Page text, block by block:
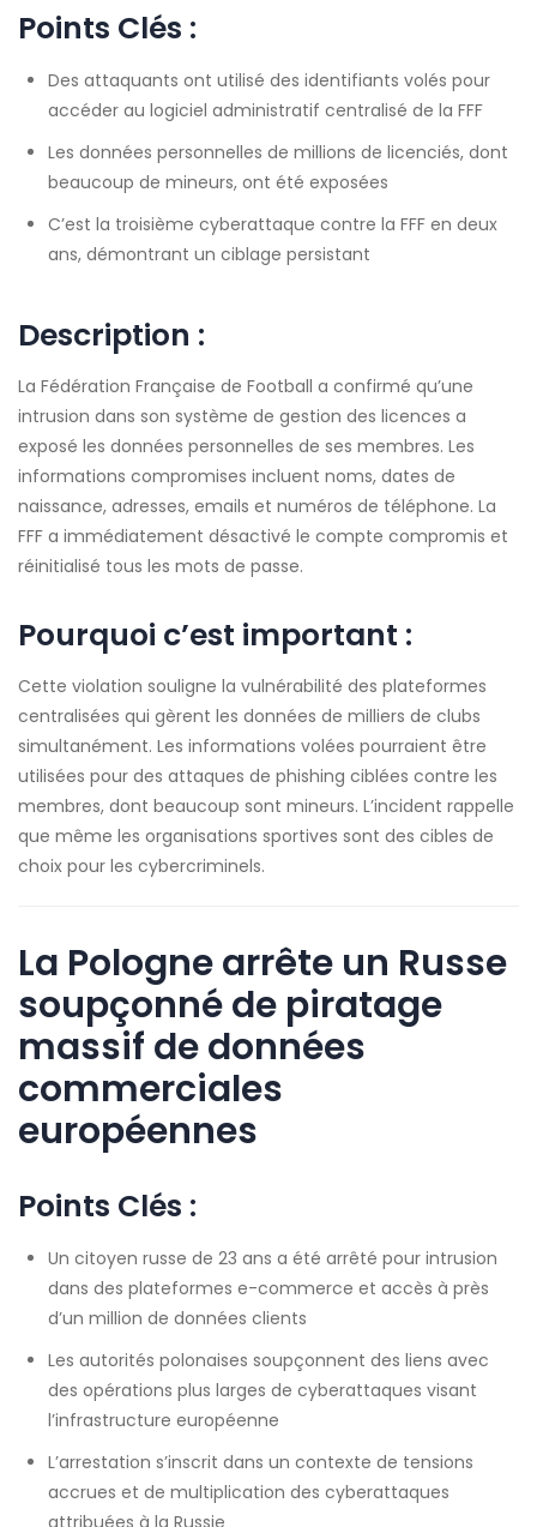
Points Clés :
Des attaquants ont utilisé des identifiants volés pour
accéder au logiciel administratif centralisé de la FFF
Les données personnelles de millions de licenciés, dont
beaucoup de mineurs, ont été exposées
C’est la troisième cyberattaque contre la FFF en deux
ans, démontrant un ciblage persistant
Description :
La Fédération Française de Football a confirmé qu’une
intrusion dans son système de gestion des licences a
exposé les données personnelles de ses membres. Les
informations compromises incluent noms, dates de
naissance, adresses, emails et numéros de téléphone. La
FFF a immédiatement désactivé le compte compromis et
réinitialisé tous les mots de passe.
Pourquoi c’est important :
Cette violation souligne la vulnérabilité des plateformes
centralisées qui gèrent les données de milliers de clubs
simultanément. Les informations volées pourraient être
utilisées pour des attaques de phishing ciblées contre les
membres, dont beaucoup sont mineurs. L’incident rappelle
que même les organisations sportives sont des cibles de
choix pour les cybercriminels.
La Pologne arrête un Russe
soupçonné de piratage
massif de données
commerciales
européennes
Points Clés :
Un citoyen russe de 23 ans a été arrêté pour intrusion
dans des plateformes e-commerce et accès à près
d’un million de données clients
Les autorités polonaises soupçonnent des liens avec
des opérations plus larges de cyberattaques visant
l’infrastructure européenne
L’arrestation s’inscrit dans un contexte de tensions
accrues et de multiplication des cyberattaques